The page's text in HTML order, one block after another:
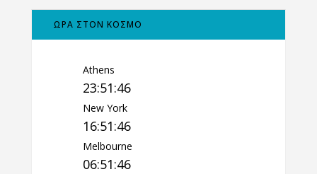
ΩΡΑ ΣΤΟΝ ΚΟΣΜΟ
Athens
23:51:47
New York
16:51:47
Melbourne
06:51:47